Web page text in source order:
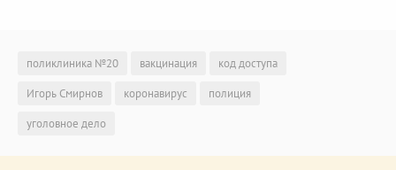
поликлиника №20 вакцинация
код доступа
Игорь Смирнов
коронавирус
полиция
уголовное дело